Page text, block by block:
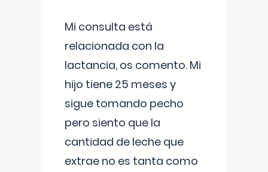
Mi consulta está
relacionada con la
lactancia, os comento. Mi
hijo tiene 25 meses y
sigue tomando pecho
pero siento que la
cantidad de leche que
extrae no es tanta como